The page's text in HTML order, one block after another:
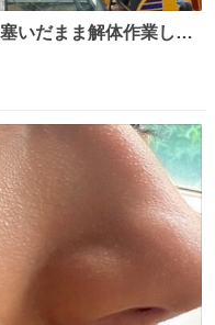
いだまま解体作業して
写真撮るな馬鹿野郎」